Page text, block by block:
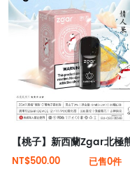
NT$500.00 已售0件